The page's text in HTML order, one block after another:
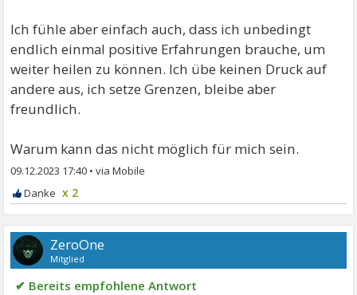
Ich fühle aber einfach auch, dass ich unbedingt
endlich einmal positive Erfahrungen brauche, um
weiter heilen zu können. Ich übe keinen Druck auf
andere aus, ich setze Grenzen, bleibe aber
freundlich.
Warum kann das nicht möglich für mich sein.
09.12.2023 17:40 •
x 2
ZeroOne
Mitglied
✔ Bereits empfohlene Antwort